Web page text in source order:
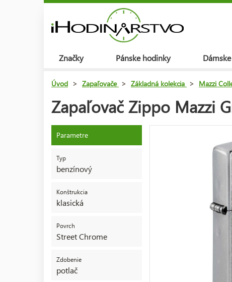
Značky Pánske hodinky
Úvod > Zapaľovače > Základná kolekcia > Mazzi
Zapaľovač Zippo Mazzi
Parametre
Typ
benzínový
Konštrukcia
klasická
Povrch
Street Chrome
Zdobenie
potlač